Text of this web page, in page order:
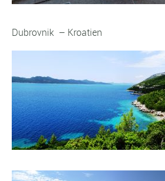
Dubrovnik – Kroatien